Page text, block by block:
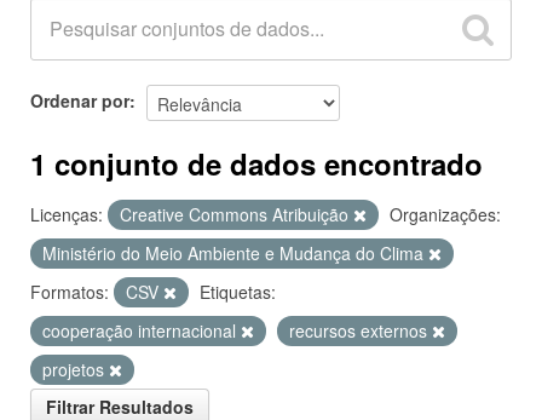
Ordenar por
1 conjunto de dados encontrado
Licenças: Creative Commons Atribuição
Organizações:
Ministério do Meio Ambiente e Mudança do Clima
Formatos:
CSV
Etiquetas:
cooperação internacional
recursos externos
projetos
Filtrar Resultados